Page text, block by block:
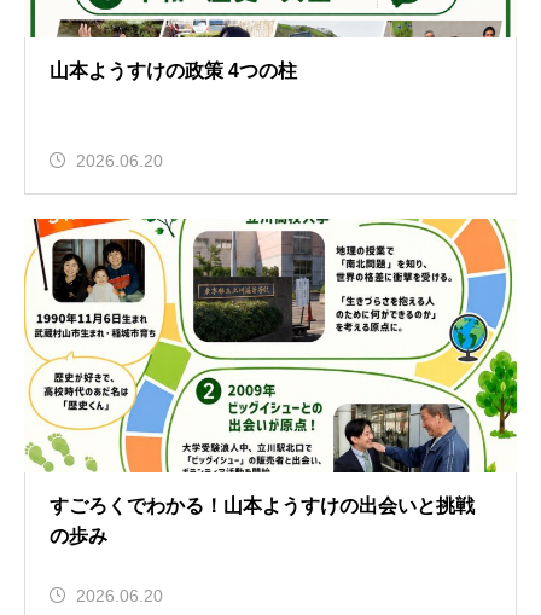
山本ようすけの政策 4つの柱
2026.06.20
すごろくでわかる！山本ようすけの出会いと挑戦
の歩み
2026.06.20